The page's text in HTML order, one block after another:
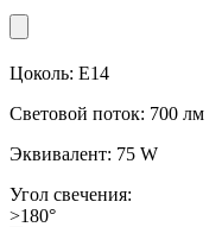
Цоколь: E14
Световой поток: 700 лм
Эквивалент: 75 W
Угол свечения:
>180°